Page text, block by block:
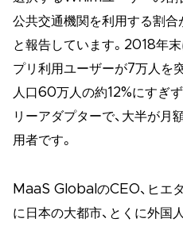
公共交通機関を利用する割
と報告しています。2018年
プリ利用ユーザーが7万人を
人口60万人の約12%にすぎ
リーアダプターで、大半が
用者です。
MaaS GlobalのCEO、ヒエ
に日本の大都市、とくに外国